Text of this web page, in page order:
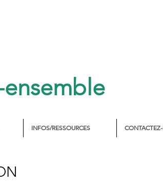
ensemble
INFOS/RESSOURCES